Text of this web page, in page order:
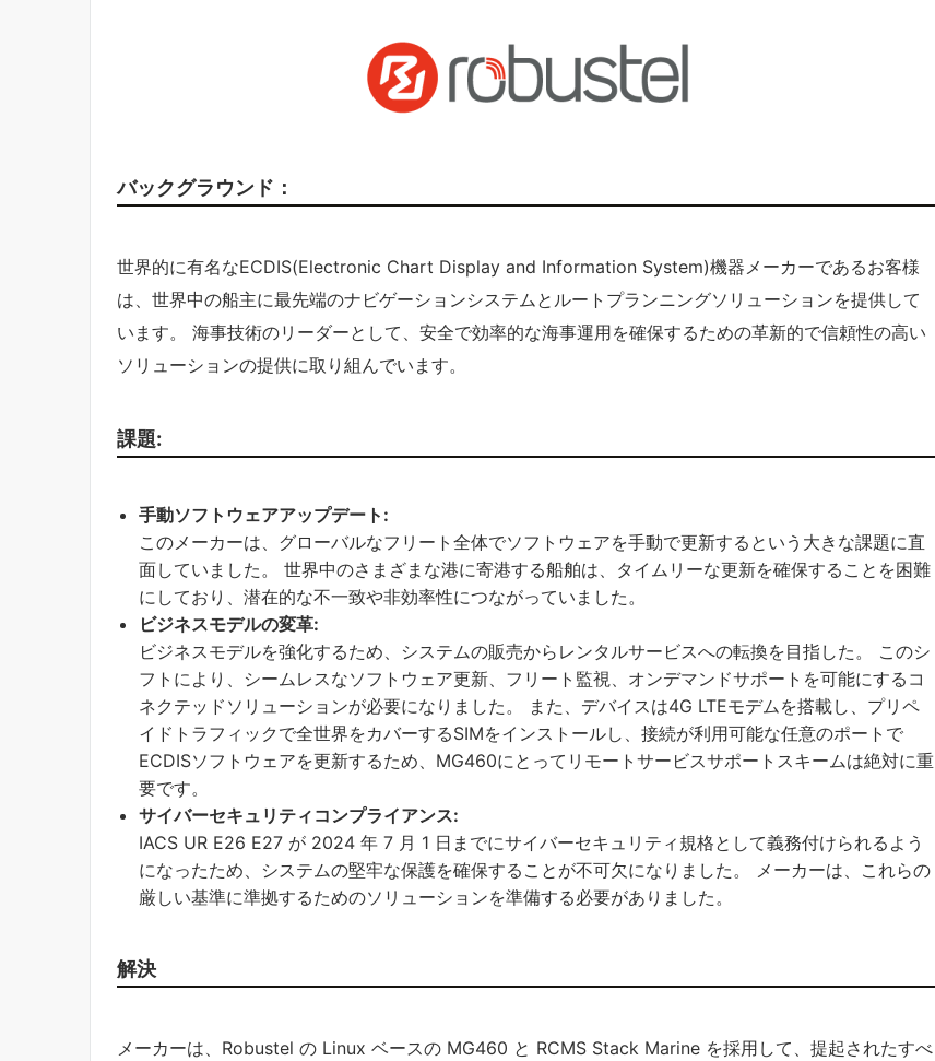
バックグラウンド：
世界的に有名なECDIS(Electronic Chart Display and Information System)機器メーカーであるお客様
は、世界中の船主に最先端のナビゲーションシステムとルートプランニングソリューションを提供して
います。 海事技術のリーダーとして、安全で効率的な海事運用を確保するための革新的で信頼性の高い
ソリューションの提供に取り組んでいます。
課題:
手動ソフトウェアアップデート:
このメーカーは、グローバルなフリート全体でソフトウェアを手動で更新するという大きな課題に直
面していました。 世界中のさまざまな港に寄港する船舶は、タイムリーな更新を確保することを困難
にしており、潜在的な不一致や非効率性につながっていました。
ビジネスモデルの変革:
ビジネスモデルを強化するため、システムの販売からレンタルサービスへの転換を目指した。 このシ
フトにより、シームレスなソフトウェア更新、フリート監視、オンデマンドサポートを可能にするコ
ネクテッドソリューションが必要になりました。 また、デバイスは4G LTEモデムを搭載し、プリペ
イドトラフィックで全世界をカバーするSIMをインストールし、接続が利用可能な任意のポートで
ECDISソフトウェアを更新するため、MG460にとってリモートサービスサポートスキームは絶対に重
要です。
サイバーセキュリティコンプライアンス:
IACS UR E26 E27 が 2024 年 7 月 1 日までにサイバーセキュリティ規格として義務付けられるよう
になったため、システムの堅牢な保護を確保することが不可欠になりました。 メーカーは、これらの
厳しい基準に準拠するためのソリューションを準備する必要がありました。
解決
メーカーは、Robustel の Linux ベースの MG460 と RCMS Stack Marine を採用して、提起されたすべ